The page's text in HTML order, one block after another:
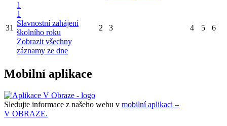
31
1
1
Slavnostní zahájení
školního roku
Zobrazit všechny
záznamy ze dne
2 3 4 5 6
Mobilní aplikace
Sledujte informace z našeho webu v mobilní aplikaci –
V OBRAZE.